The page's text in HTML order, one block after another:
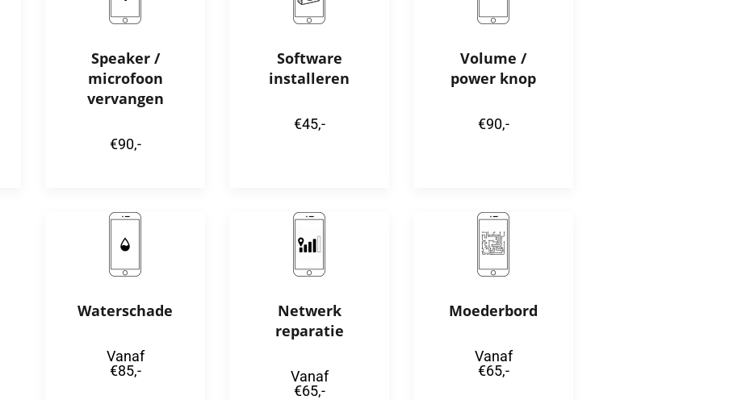
Speaker /
microfoon
vervangen
€90,-
Software
installeren
€45,-
Volume /
power knop
€90,-
Waterschade
Vanaf
€85,-
Netwerk
reparatie
Vanaf
€65,-
Moederbord
Vanaf
€65,-